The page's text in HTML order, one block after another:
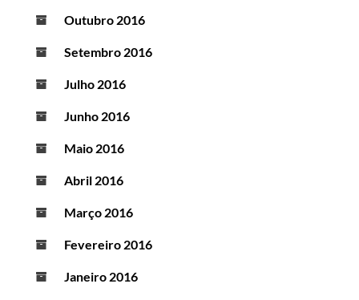
Outubro 2016
Setembro 2016
Julho 2016
Junho 2016
Maio 2016
Abril 2016
Março 2016
Fevereiro 2016
Janeiro 2016